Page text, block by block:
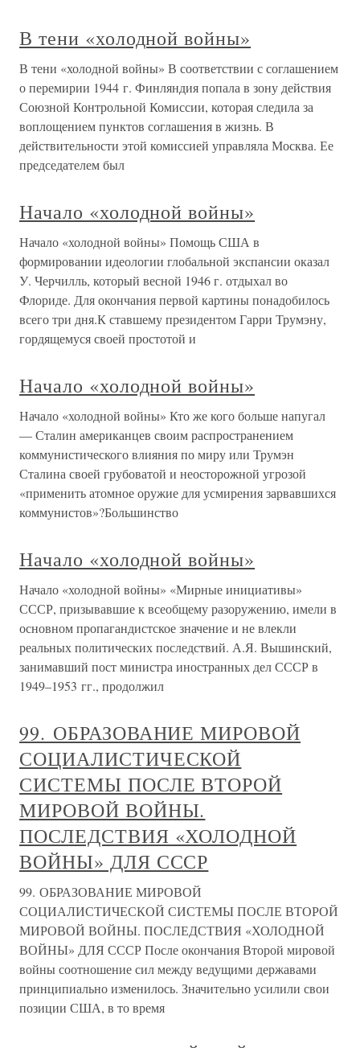
В тени «холодной войны»
В тени «холодной войны» В соответствии с соглашением
о перемирии 1944 г. Финляндия попала в зону действия
Союзной Контрольной Комиссии, которая следила за
воплощением пунктов соглашения в жизнь. В
действительности этой комиссией управляла Москва. Ее
председателем был
Начало «холодной войны»
Начало «холодной войны» Помощь США в
формировании идеологии глобальной экспансии оказал
У. Черчилль, который весной 1946 г. отдыхал во
Флориде. Для окончания первой картины понадобилось
всего три дня.К ставшему президентом Гарри Трумэну,
гордящемуся своей простотой и
Начало «холодной войны»
Начало «холодной войны» Кто же кого больше напугал
— Сталин американцев своим распространением
коммунистического влияния по миру или Трумэн
Сталина своей грубоватой и неосторожной угрозой
«применить атомное оружие для усмирения зарвавшихся
коммунистов»?Большинство
Начало «холодной войны»
Начало «холодной войны» «Мирные инициативы»
СССР, призывавшие к всеобщему разоружению, имели в
основном пропагандистское значение и не влекли
реальных политических последствий. А.Я. Вышинский,
занимавший пост министра иностранных дел СССР в
1949–1953 гг., продолжил
99. ОБРАЗОВАНИЕ МИРОВОЙ
СОЦИАЛИСТИЧЕСКОЙ
СИСТЕМЫ ПОСЛЕ ВТОРОЙ
МИРОВОЙ ВОЙНЫ.
ПОСЛЕДСТВИЯ «ХОЛОДНОЙ
ВОЙНЫ» ДЛЯ СССР
99. ОБРАЗОВАНИЕ МИРОВОЙ
СОЦИАЛИСТИЧЕСКОЙ СИСТЕМЫ ПОСЛЕ ВТОРОЙ
МИРОВОЙ ВОЙНЫ. ПОСЛЕДСТВИЯ «ХОЛОДНОЙ
ВОЙНЫ» ДЛЯ СССР После окончания Второй мировой
войны соотношение сил между ведущими державами
принципиально изменилось. Значительно усилили свои
позиции США, в то время